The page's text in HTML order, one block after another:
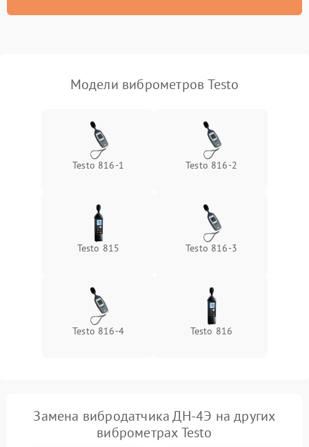
индикаторов
Модели виброметров Testo
Testo 816-1 Testo 816-2
Testo 815 Testo 816-3
Testo 816-4 Testo 816
Замена вибродатчика ДН-4Э на других
виброметрах Testo